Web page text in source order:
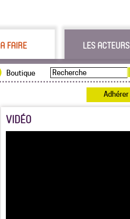
A FAIRE LES ACTEURS
Boutique
Adhérer
VIDÉO